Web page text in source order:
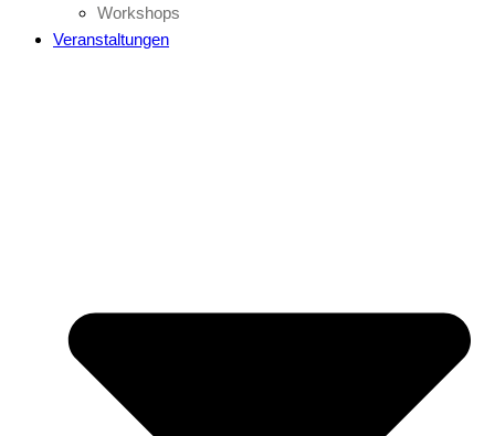
Workshops
Veranstaltungen